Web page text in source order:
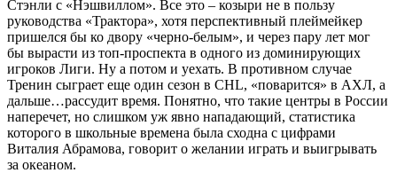
Стэнли с «Нэшвиллом». Все это – козыри не в пользу
руководства «Трактора», хотя перспективный плеймейкер
пришелся бы ко двору «черно-белым», и через пару лет мог
бы вырасти из топ-проспекта в одного из доминирующих
игроков Лиги. Ну а потом и уехать. В противном случае
Тренин сыграет еще один сезон в CHL, «поварится» в АХЛ, а
дальше…рассудит время. Понятно, что такие центры в России
наперечет, но слишком уж явно нападающий, статистика
которого в школьные времена была сходна с цифрами
Виталия Абрамова, говорит о желании играть и выигрывать
за океаном.